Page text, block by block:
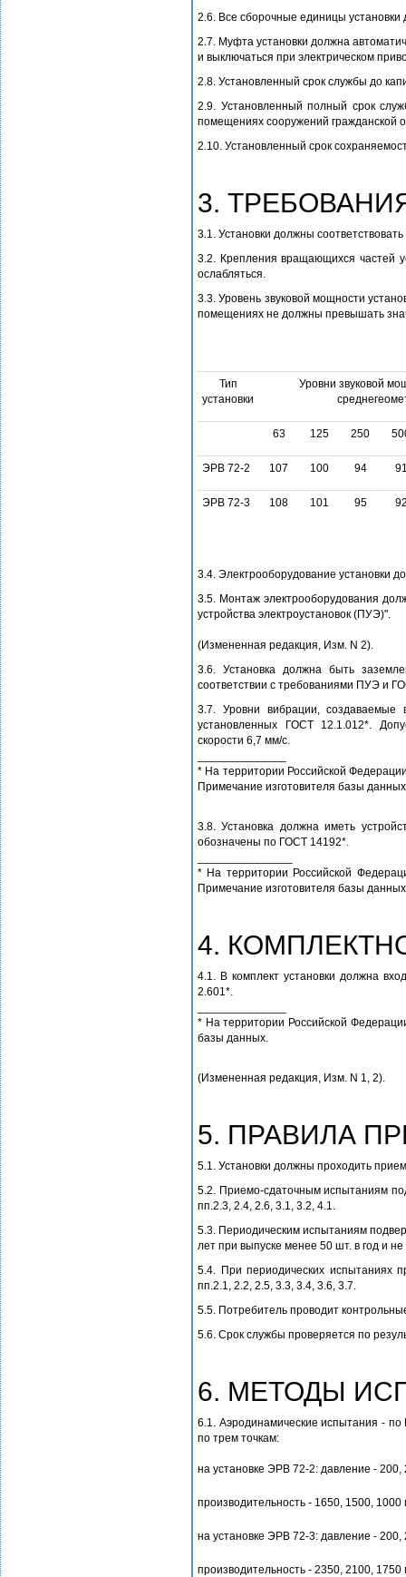
2.6. Все сборочные единицы
2.7. Муфта установки должна
и выключаться при электрическом
2.8. Установленный срок службы до
2.9. Установленный полный срок
помещениях сооружений гражданской
2.10. Установленный срок
3.
3.1. Установки должны
3.2. Крепления вращающихся частей
ослабляться.
3.3. Уровень звуковой мощности
помещениях не должны превышать
Тип
установки
Уровни звуковой
63 125 250
ЭРВ 72-2 107 100 94
ЭРВ 72-3 108 101 95
3.4. Электрооборудование установки
3.5. Монтаж электрооборудования
устройства электроустановок (ПУЭ)".
(Измененная редакция, Изм. N 2).
3.6. Установка должна быть
соответствии с требованиями ПУЭ и
3.7. Уровни вибрации, создаваемые
установленных ГОСТ 12.1.012*.
скорости 6,7 мм/с.
* На территории Российской
Примечание изготовителя базы
3.8. Установка должна иметь
обозначены по ГОСТ 14192*.
* На территории Российской
Примечание изготовителя базы
4.
4.1. В комплект установки должна
2.601*.
* На территории Российской
базы данных.
(Измененная редакция, Изм. N 1, 2).
5. ПРАВИЛА
5.1. Установки должны проходить
5.2. Приемо-сдаточным испытаниям
пп.2.3, 2.4, 2.6, 3.1, 3.2, 4.1.
5.3. Периодическим испытаниям
лет при выпуске менее 50 шт. в год и
5.4. При периодических испытаниях
пп.2.1, 2.2, 2.5, 3.3, 3.4, 3.6, 3.7.
5.5. Потребитель проводит
5.6. Срок службы проверяется по
6. МЕТОДЫ
6.1. Аэродинамические испытания - по
по трем точкам:
на установке ЭРВ 72-2: давление - 200,
производительность - 1650, 1500, 1000
на установке ЭРВ 72-3: давление - 200,
производительность - 2350, 2100, 1750